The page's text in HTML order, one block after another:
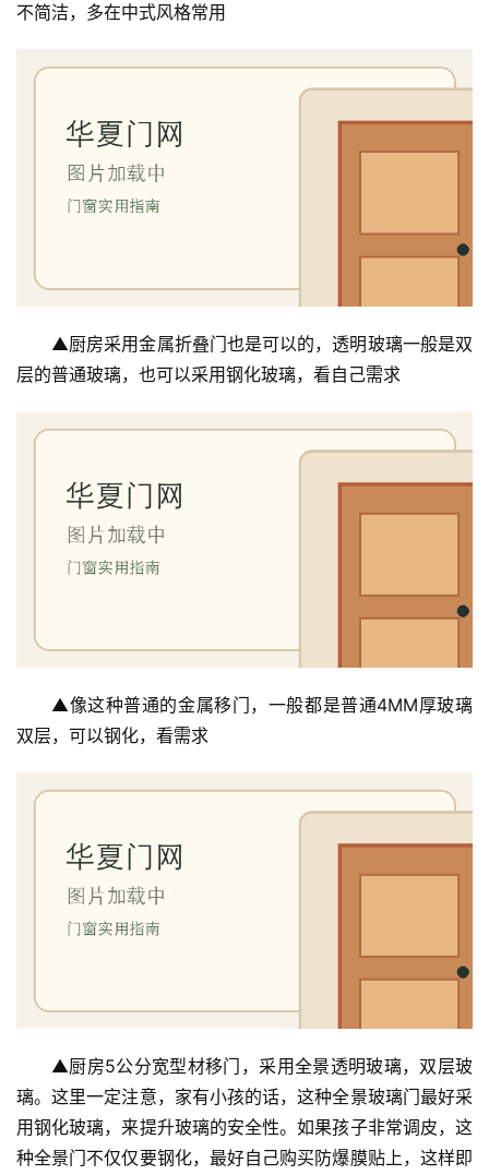
不简洁，多在中式风格常用
▲厨房采用金属折叠门也是可以的，透明玻璃一般是双
层的普通玻璃，也可以采用钢化玻璃，看自己需求
▲像这种普通的金属移门，一般都是普通4MM厚玻璃
双层，可以钢化，看需求
▲厨房5公分宽型材移门，采用全景透明玻璃，双层玻
璃。这里一定注意，家有小孩的话，这种全景玻璃门最好采
用钢化玻璃，来提升玻璃的安全性。如果孩子非常调皮，这
种全景门不仅仅要钢化，最好自己购买防爆膜贴上，这样即